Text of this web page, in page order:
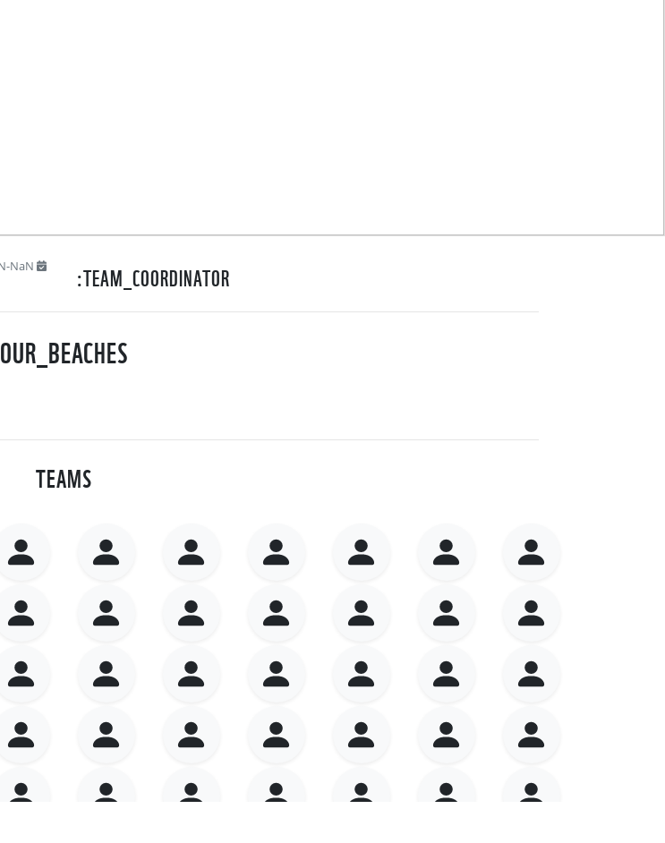
TEAM_COORDINATOR:
OUR_BEACHES
TEAMS